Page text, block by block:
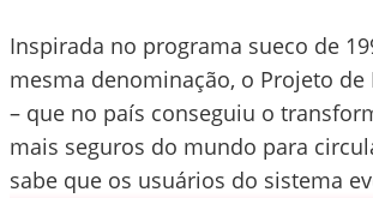
Inspirada no programa sueco de
mesma denominação, o Projeto de
– que no país conseguiu o
mais seguros do mundo para
sabe que os usuários do sistema